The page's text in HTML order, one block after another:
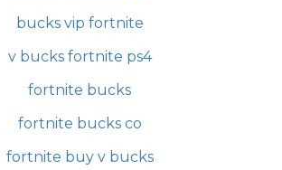
bucks vip fortnite
v bucks fortnite ps4
fortnite bucks
fortnite bucks co
fortnite buy v bucks